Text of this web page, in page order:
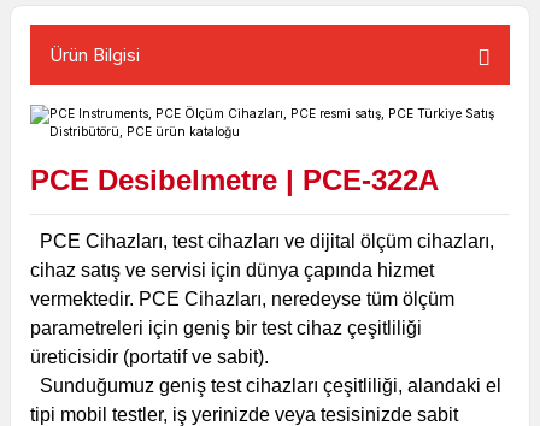
Ürün Bilgisi
PCE Desibelmetre | PCE-322A
PCE Cihazları, test cihazları ve dijital ölçüm cihazları,
cihaz satış ve servisi için dünya çapında hizmet
vermektedir. PCE Cihazları, neredeyse tüm ölçüm
parametreleri için geniş bir test cihaz çeşitliliği
üreticisidir (portatif ve sabit).
Sunduğumuz geniş test cihazları çeşitliliği, alandaki el
tipi mobil testler, iş yerinizde veya tesisinizde sabit